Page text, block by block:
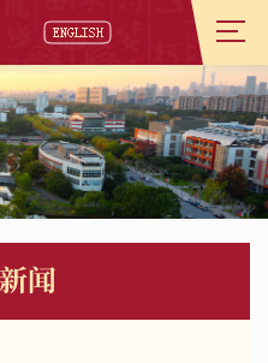
闻